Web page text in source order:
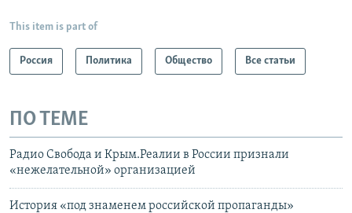
This item is part of
Россия Политика Общество Все статьи
ПО ТЕМЕ
Радио Свобода и Крым.Реалии в России признали
«нежелательной» организацией
История «под знаменем российской пропаганды»